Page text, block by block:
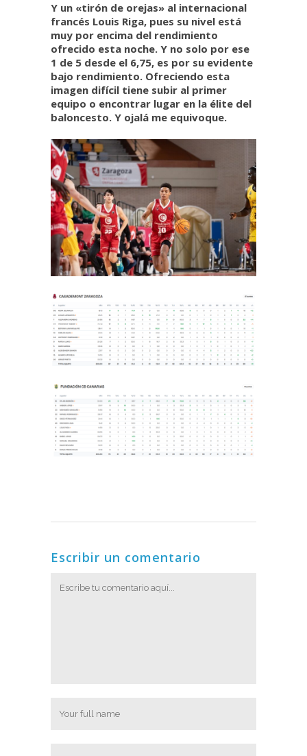
Y un «tirón de orejas» al internacional
francés Louis Riga, pues su nivel está
muy por encima del rendimiento
ofrecido esta noche. Y no solo por ese
1 de 5 desde el 6,75, es por su evidente
bajo rendimiento. Ofreciendo esta
imagen difícil tiene subir al primer
equipo o encontrar lugar en la élite del
baloncesto. Y ojalá me equivoque.
Escribir un comentario